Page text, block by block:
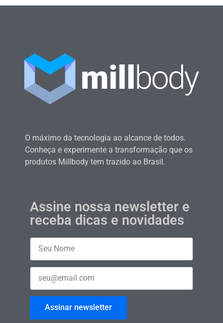
O máximo da tecnologia ao alcance de todos.
Conheça e experimente a transformação que os
produtos Millbody tem trazido ao Brasil.
Assine nossa newsletter e
receba dicas e novidades
Assinar newsletter